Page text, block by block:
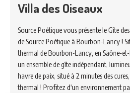
Villa des Oiseaux
Source Poétique vous présente le Gîte
de Source Poétique à Bourbon-Lancy !
thermal de Bourbon-Lancy, en Saône-
un ensemble de gîte indépendant,
havre de paix, situé à 2 minutes des
thermal ! Profitez d'un environnement